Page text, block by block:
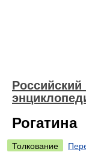
Рогатина
Толкование